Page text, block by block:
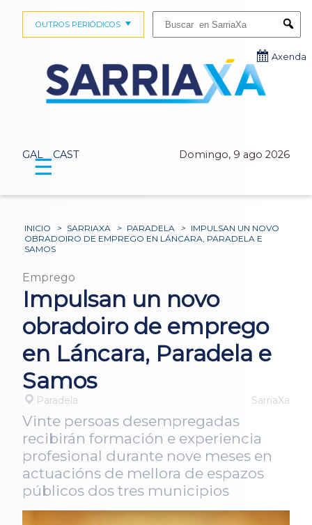
GAL CAST Domingo, 9 ago 2026
OUTROS PERIÓDICOS
Axenda
☰
INICIO > SARRIAXA > PARADELA > IMPULSAN UN NOVO
OBRADOIRO DE EMPREGO EN LÁNCARA, PARADELA E
SAMOS
Emprego
Impulsan un novo
obradoiro de emprego
en Láncara, Paradela e
Samos
Paradela SarriaXa
Vinte persoas desempregadas
recibirán formación e experiencia
profesional durante nove meses en
actuacións de mellora de espazos
públicos dos tres municipios